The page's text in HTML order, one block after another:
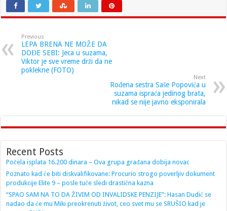
Previous
LEPA BRENA NE MOŽE DA
DOĐE SEBI: Jeca u suzama,
Viktor je sve vreme drži da ne
poklekne (FOTO)
Next
Rođena sestra Saše Popovića u
suzama ispraća jedinog brata,
nikad se nije javno eksponirala
Recent Posts
Počela isplata 16.200 dinara – Ova grupa građana dobija novac
Poznato kad će biti diskvalifikovane: Procurio strogo poverljiv dokument
produkcije Elite 9 – posle tuče sledi drastična kazna
“SPAO SAM NA TO DA ŽIVIM OD INVALIDSKE PENZIJE”: Hasan Dudić se
nadao da će mu Miki preokrenuti život, ceo svet mu se SRUŠIO kad je